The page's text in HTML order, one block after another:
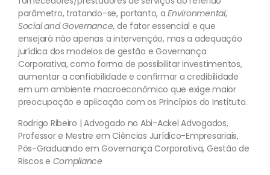
parâmetro, tratando-se, portanto, aEnvironmental,
SocialandGovernance, de fator essencial e que
ensejará não apenas a intervenção, mas a adequação
jurídica dos modelos de gestão e Governança
Corporativa, como forma de possibilitar investimentos,
aumentar a confiabilidade e confirmar a credibilidade
em um ambiente macroeconômico que exige maior
preocupação e aplicação com os Princípios do Instituto.
Rodrigo Ribeiro | Advogado no Abi-Ackel Advogados,
Professor e Mestre em Ciências Jurídico-Empresariais,
Pós-Graduando em Governança Corporativa, Gestão de
Riscos e Compliance